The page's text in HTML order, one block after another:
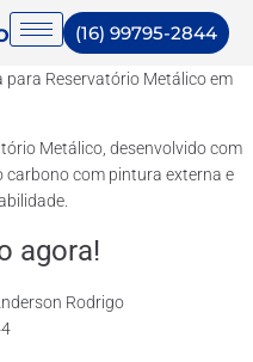
(16) 99795-2844
para Reservatório Metálico em
Metálico, desenvolvido com
com pintura externa e
agora!
Rodrigo